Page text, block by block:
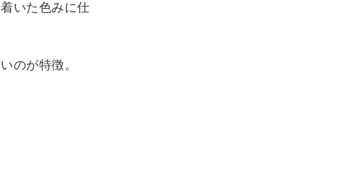
いた色みに仕
のが特徴。